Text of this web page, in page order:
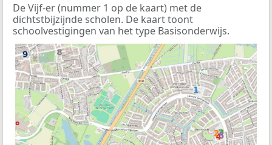
De Vijf-er (nummer 1 op de kaart) met de
dichtstbijzijnde scholen. De kaart toont
schoolvestigingen van het type Basisonderwijs.